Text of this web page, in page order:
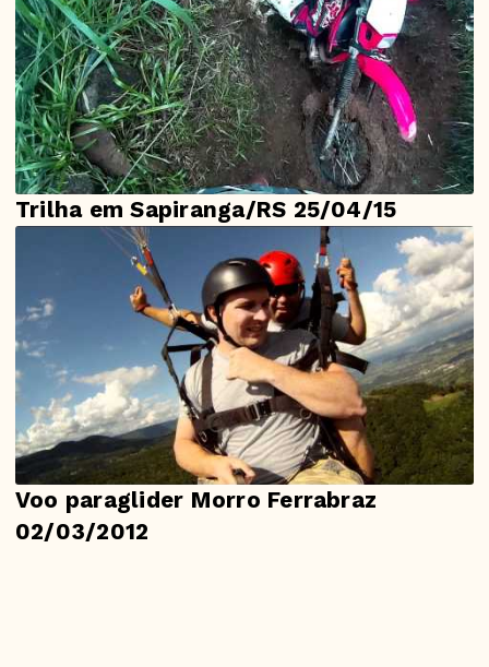
Trilha em Sapiranga/RS 25/04/15
Voo paraglider Morro Ferrabraz
02/03/2012